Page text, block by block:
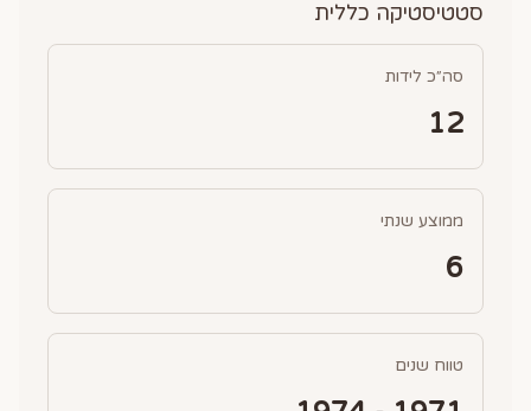
סטטיסטיקה כללית
סה״כ לידות
12
ממוצע שנתי
6
טווח שנים